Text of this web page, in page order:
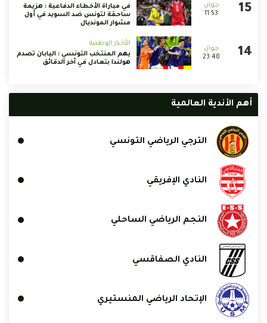
11:53
في مباراة الأخطاء الدفاعية : هزيمة
ساحقة لتونس ضد السويد في أول
مشوار المونديال
23:48
الأخبار الوطنية
يهم المنتخب التونسي : اليابان تصدم
هولندا بتعادل في آخر الدقائق
أهم الأندية العالمية
الترجي الرياضي التونسي
النادي الإفريقي
النجم الرياضي الساحلي
النادي الصفاقسي
الإتحاد الرياضي المنستيري